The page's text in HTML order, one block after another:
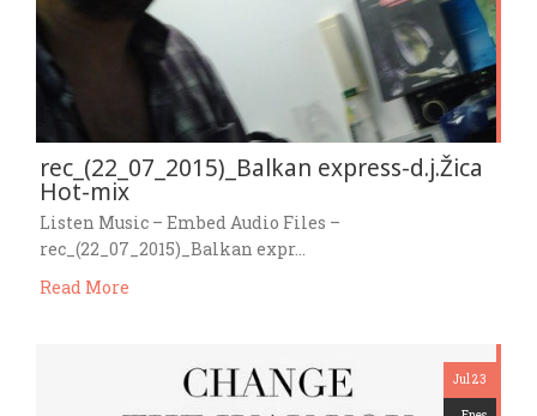
rec_(22_07_2015)_Balkan express-d.j.Žica
Hot-mix
Listen Music – Embed Audio Files –
rec_(22_07_2015)_Balkan expr…
Read More
Jul 23